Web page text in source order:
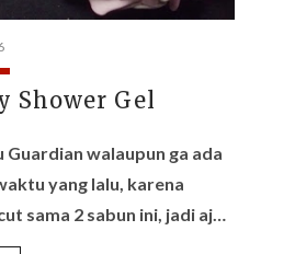
Shower Gel
walaupun ga ada
yang lalu, karena
sama 2 sabun ini, jadi aj…